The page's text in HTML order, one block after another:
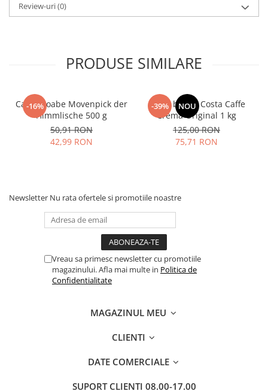
Review-uri(0)
PRODUSE SIMILARE
-16%
Cafea boabe Movenpick der
Himmlische 500 g
50,91 RON
42,99 RON
-39% NOU
Cafea boabe Costa Caffe
Crema Original 1 kg
125,00 RON
75,71 RON
Newsletter Nu rata ofertele si promotiile noastre
Vreau sa primesc newsletter cu promotiile
magazinului. Afla mai multe in Politica de
Confidentialitate
MAGAZINUL MEU
CLIENTI
DATE COMERCIALE
SUPORT CLIENTI 08.00-17.00